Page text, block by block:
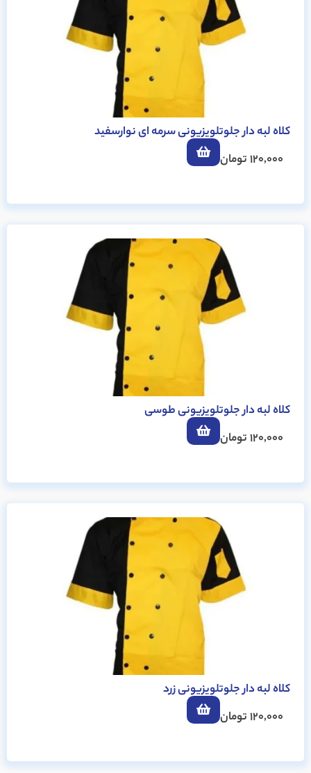
کلاه لبه دار جلوتلویزیونی سرمه ای نوارسفید
120,000تومان
کلاه لبه دار جلوتلویزیونی طوسی
120,000تومان
کلاه لبه دار جلوتلویزیونی زرد
120,000تومان